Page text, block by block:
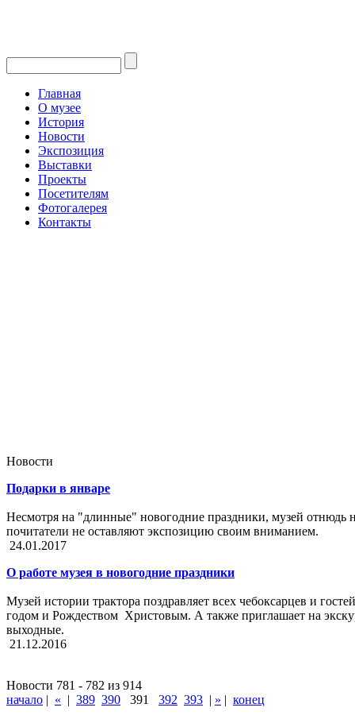
Главная
О музее
История
Новости
Экспозиция
Выставки
Проекты
Посетителям
Фотогалерея
Контакты
Новости
Подарки в январе
Несмотря на "длинные" новогодние праздники, музей отнюдь
почитатели не оставляют экспозицию своим вниманием.
24.01.2017
О работе музея в новогодние праздники
Музей истории трактора поздравляет всех чебоксарцев и
годом и Рождеством Христовым. А также приглашает на
выходные.
21.12.2016
Новости 781 - 782 из 914
начало | « | 389 390 391 392 393 | » | конец